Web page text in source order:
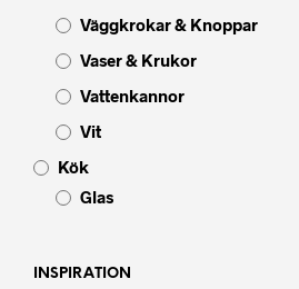
Väggkrokar & Knoppar
Vaser & Krukor
Vattenkannor
Vit
Kök
Glas
INSPIRATION